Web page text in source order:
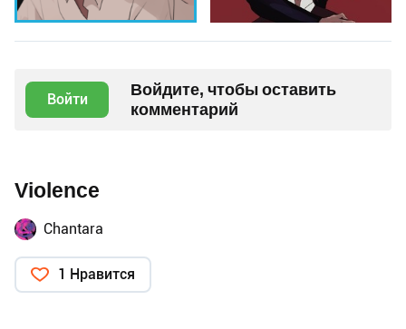
Войти
Войдите, чтобы оставить
комментарий
Violence
Chantara
1 Нравится